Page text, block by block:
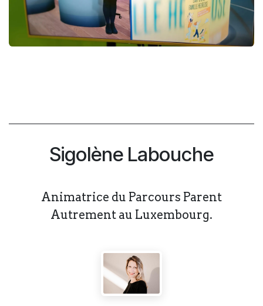
Sigolène Labouche
Animatrice du Parcours Parent
Autrement au Luxembourg.